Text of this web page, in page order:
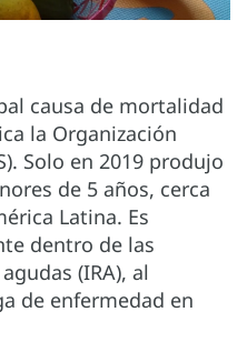
causa de mortalidad
la Organización
Solo en 2019 produjo
de 5 años, cerca
Latina. Es
dentro de las
(IRA), al
de enfermedad en